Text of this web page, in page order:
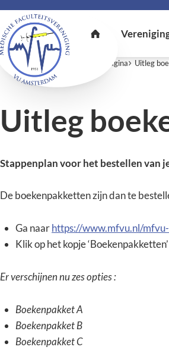
U bent hier: Home Eerstejaarspagina Uitleg
Uitleg
Stappenplan voor het bestellen van
De boekenpakketten zijn dan te
Ga naarhttps://www.mfvu.nl/
Klik op het kopje ‘Boekenpakketten’
Er verschijnen nu zes opties :
Boekenpakket A
Boekenpakket B
Boekenpakket C